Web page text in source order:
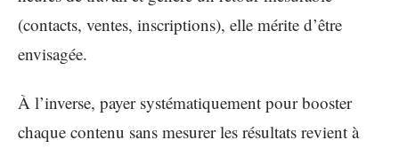
(contacts, ventes, inscriptions), elle mérite d’être
envisagée.
À l’inverse, payer systématiquement pour booster
chaque contenu sans mesurer les résultats revient à